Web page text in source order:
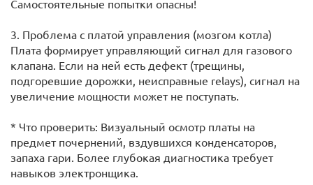
Самостоятельные попытки опасны!
3. Проблема с платой управления (мозгом котла)
Плата формирует управляющий сигнал для газового
клапана. Если на ней есть дефект (трещины,
подгоревшие дорожки, неисправные relays), сигнал на
увеличение мощности может не поступать.
* Что проверить: Визуальный осмотр платы на
предмет почернений, вздувшихся конденсаторов,
запаха гари. Более глубокая диагностика требует
навыков электронщика.